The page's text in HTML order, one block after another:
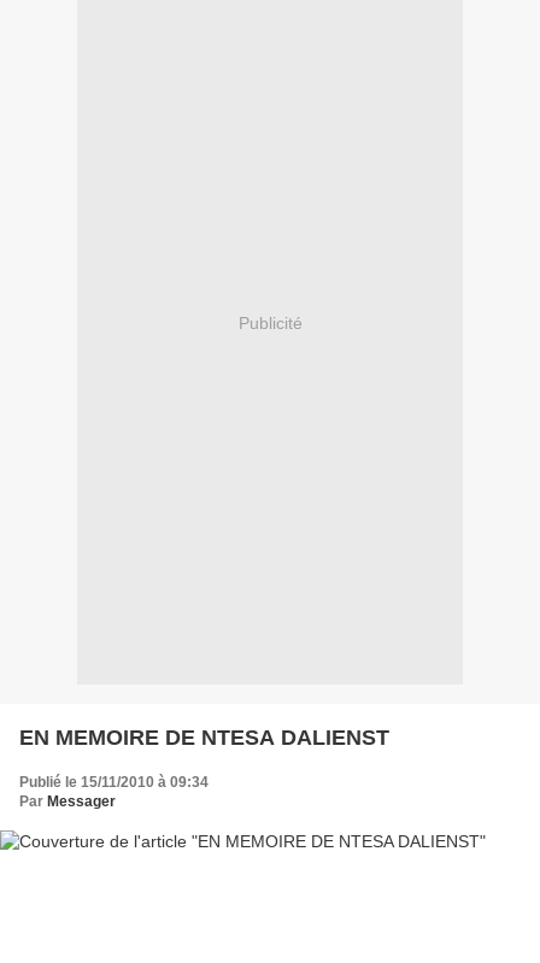
Publicité
EN MEMOIRE DE NTESA DALIENST
Publié le 15/11/2010 à 09:34
Par Messager